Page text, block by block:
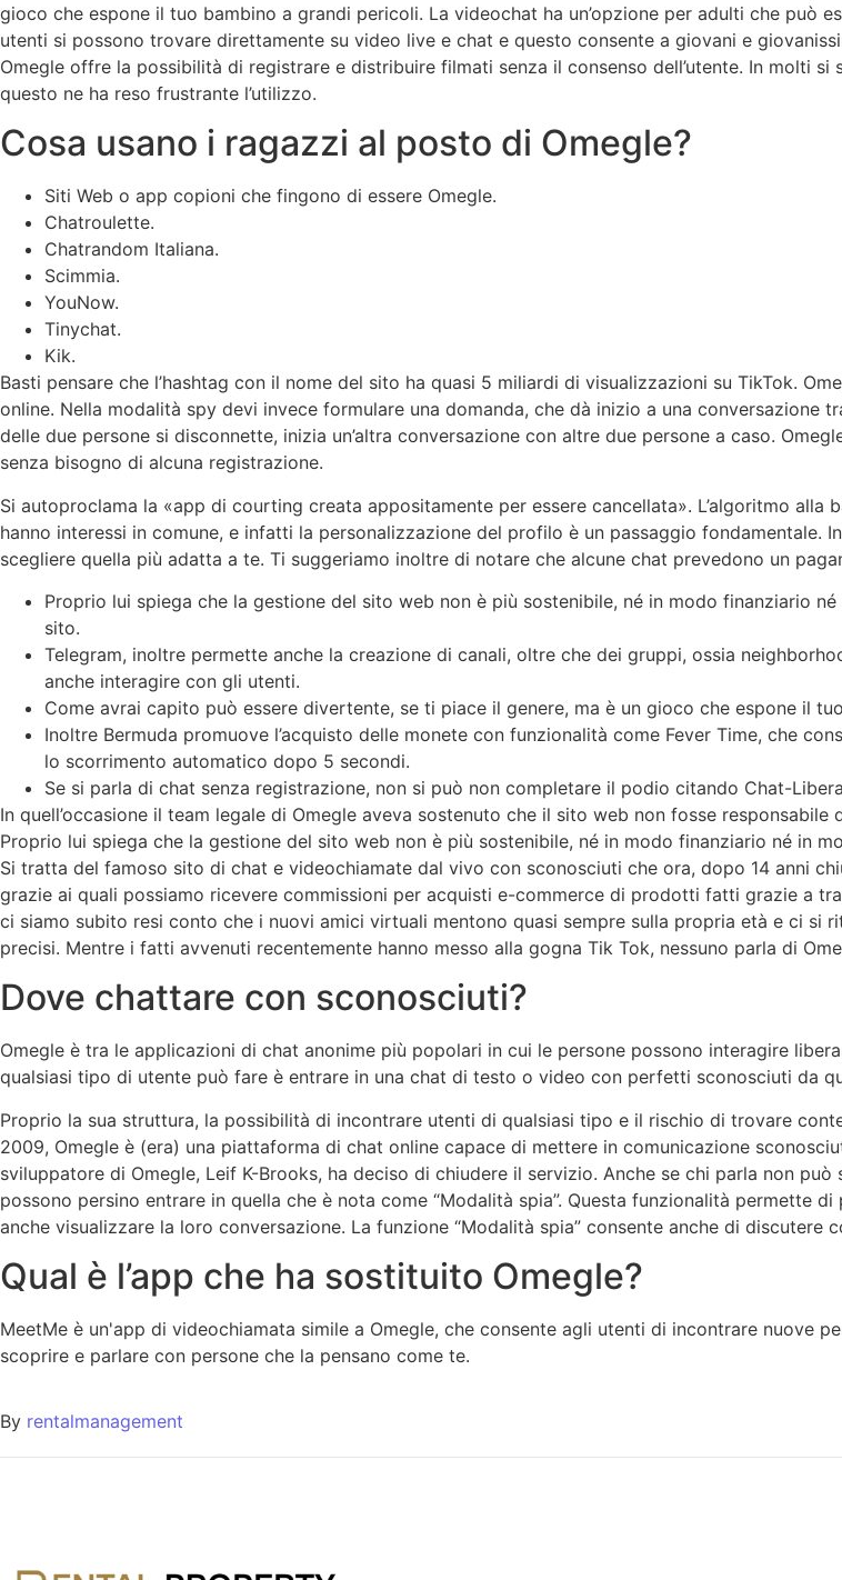
gioco che espone il tuo bambino a grandi pericoli. La videochat ha un’opzione per adulti che può
utenti si possono trovare direttamente su video live e chat e questo consente a giovani e
Omegle offre la possibilità di registrare e distribuire filmati senza il consenso dell’utente. In molti
questo ne ha reso frustrante l’utilizzo.
Cosa usano i ragazzi al posto di Omegle?
Siti Web o app copioni che fingono di essere Omegle.
Chatroulette.
Chatrandom Italiana.
Scimmia.
YouNow.
Tinychat.
Kik.
Basti pensare che l’hashtag con il nome del sito ha quasi 5 miliardi di visualizzazioni su TikTok.
online. Nella modalità spy devi invece formulare una domanda, che dà inizio a una conversazione
delle due persone si disconnette, inizia un’altra conversazione con altre due persone a caso.
senza bisogno di alcuna registrazione.
Si autoproclama la «app di courting creata appositamente per essere cancellata». L’algoritmo
hanno interessi in comune, e infatti la personalizzazione del profilo è un passaggio
scegliere quella più adatta a te. Ti suggeriamo inoltre di notare che alcune chat prevedono un
Proprio lui spiega che la gestione del sito web non è più sostenibile, né in modo finanziario
sito.
Telegram, inoltre permette anche la creazione di canali, oltre che dei gruppi, ossia
anche interagire con gli utenti.
Come avrai capito può essere divertente, se ti piace il genere, ma è un gioco che espone il
Inoltre Bermuda promuove l’acquisto delle monete con funzionalità come Fever Time, che
lo scorrimento automatico dopo 5 secondi.
Se si parla di chat senza registrazione, non si può non completare il podio citando Chat-
In quell’occasione il team legale di Omegle aveva sostenuto che il sito web non fosse
Proprio lui spiega che la gestione del sito web non è più sostenibile, né in modo finanziario né in
Si tratta del famoso sito di chat e videochiamate dal vivo con sconosciuti che ora, dopo 14 anni
grazie ai quali possiamo ricevere commissioni per acquisti e-commerce di prodotti fatti grazie a
ci siamo subito resi conto che i nuovi amici virtuali mentono quasi sempre sulla propria età e ci
precisi. Mentre i fatti avvenuti recentemente hanno messo alla gogna Tik Tok, nessuno parla di
Dove chattare con sconosciuti?
Omegle è tra le applicazioni di chat anonime più popolari in cui le persone possono interagire
qualsiasi tipo di utente può fare è entrare in una chat di testo o video con perfetti sconosciuti da
Proprio la sua struttura, la possibilità di incontrare utenti di qualsiasi tipo e il rischio di trovare
2009, Omegle è (era) una piattaforma di chat online capace di mettere in comunicazione
sviluppatore di Omegle, Leif K-Brooks, ha deciso di chiudere il servizio. Anche se chi parla non
possono persino entrare in quella che è nota come “Modalità spia”. Questa funzionalità permette
anche visualizzare la loro conversazione. La funzione “Modalità spia” consente anche di discutere
Qual è l’app che ha sostituito Omegle?
MeetMe è un'app di videochiamata simile a Omegle, che consente agli utenti di incontrare nuove
scoprire e parlare con persone che la pensano come te.
By rentalmanagement